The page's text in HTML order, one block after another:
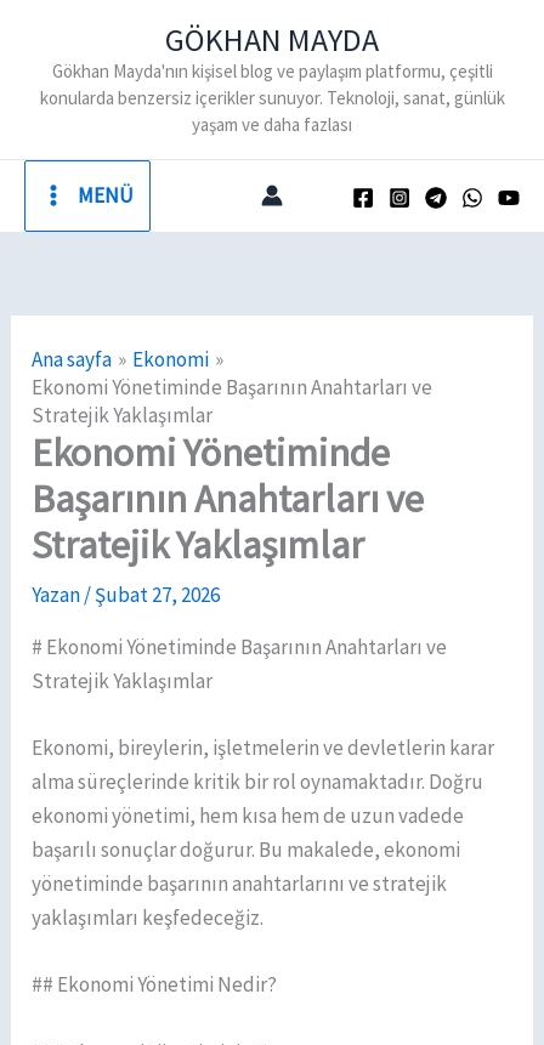
GÖKHAN MAYDA
Gökhan Mayda'nın kişisel blog ve paylaşım platformu, çeşitli
konularda benzersiz içerikler sunuyor. Teknoloji, sanat, günlük
yaşam ve daha fazlası
MENÜ
Ana sayfa
Ekonomi
Ekonomi Yönetiminde Başarının Anahtarları ve
Stratejik Yaklaşımlar
Ekonomi Yönetiminde
Başarının Anahtarları ve
Stratejik Yaklaşımlar
Yazan/Şubat 27, 2026
# Ekonomi Yönetiminde Başarının Anahtarları ve
Stratejik Yaklaşımlar
Ekonomi, bireylerin, işletmelerin ve devletlerin karar
alma süreçlerinde kritik bir rol oynamaktadır. Doğru
ekonomi yönetimi, hem kısa hem de uzun vadede
başarılı sonuçlar doğurur. Bu makalede, ekonomi
yönetiminde başarının anahtarlarını ve stratejik
yaklaşımları keşfedeceğiz.
## Ekonomi Yönetimi Nedir?